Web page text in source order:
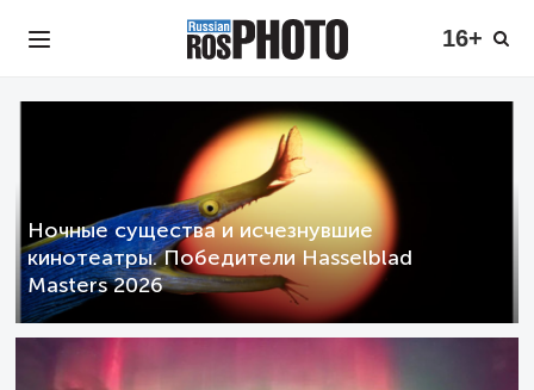
16+
Ночные существа и исчезнувшие
кинотеатры. Победители Hasselblad
Masters 2026